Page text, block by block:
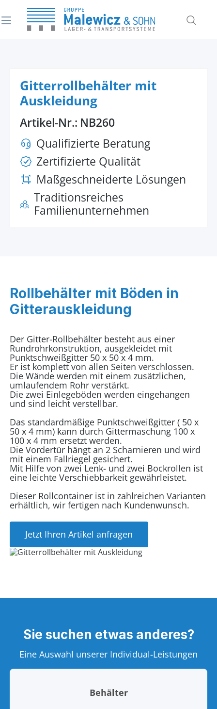
springen
Gitterrollbehälter mit
Auskleidung
Artikel-Nr.: NB260
Qualifizierte Beratung
Zertifizierte Qualität
Maßgeschneiderte Lösungen
Traditionsreiches
Familienunternehmen
Rollbehälter mit Böden in
Gitterauskleidung
Der Gitter-Rollbehälter besteht aus einer
Rundrohrkonstruktion, ausgekleidet mit
Punktschweißgitter 50 x 50 x 4 mm.
Er ist komplett von allen Seiten verschlossen.
Die Wände werden mit einem zusätzlichen,
umlaufendem Rohr verstärkt.
Die zwei Einlegeböden werden eingehangen
und sind leicht verstellbar.
Das standardmäßige Punktschweißgitter ( 50 x
50 x 4 mm) kann durch Gittermaschung 100 x
100 x 4 mm ersetzt werden.
Die Vordertür hängt an 2 Scharnieren und wird
mit einem Fallriegel gesichert.
Mit Hilfe von zwei Lenk- und zwei Bockrollen ist
eine leichte Verschiebbarkeit gewährleistet.
Dieser Rollcontainer ist in zahlreichen Varianten
erhältlich, wir fertigen nach Kundenwunsch.
Jetzt Ihren Artikel anfragen
Sie suchen etwas anderes?
Eine Auswahl unserer Individual-Leistungen
Behälter